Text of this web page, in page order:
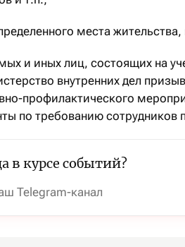
места
и иных лиц, состоящих на
внутренних дел
профилактического
по требованию сотрудников
в курсе событий?
Telegram-канал